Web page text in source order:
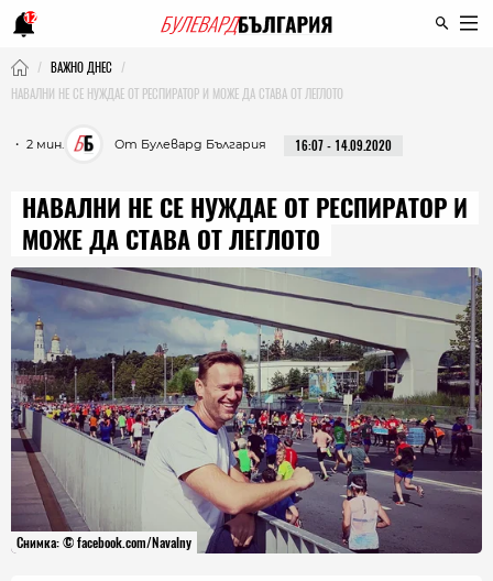
12
ВАЖНО ДНЕС
НАВАЛНИ НЕ СЕ НУЖДАЕ ОТ РЕСПИРАТОР И МОЖЕ ДА СТАВА ОТ ЛЕГЛОТО
・ 2 мин. От Булевард България 16:07 - 14.09.2020
НАВАЛНИ НЕ СЕ НУЖДАЕ ОТ РЕСПИРАТОР И
МОЖЕ ДА СТАВА ОТ ЛЕГЛОТО
Снимка: © facebook.com/Navalny